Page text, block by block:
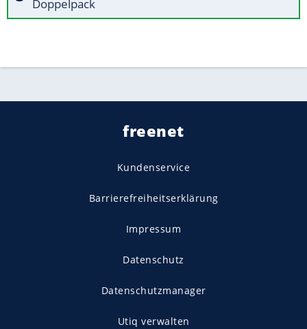
Doppelpack
freenet
Kundenservice
Barrierefreiheitserklärung
Impressum
Datenschutz
Datenschutzmanager
Utiq verwalten